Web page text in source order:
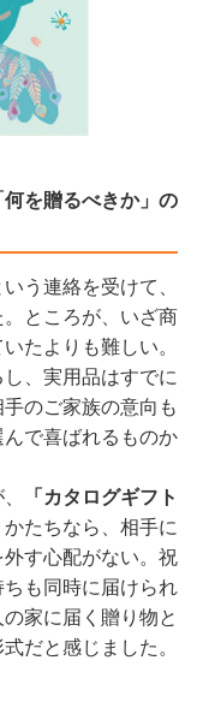
を贈るべきか」の
う連絡を受けて、
ところが、いざ商
たよりも難しい。
、実用品はすでに
のご家族の意向も
で喜ばれるものか
「カタログギフト
たちなら、相手に
す心配がない。祝
も同時に届けられ
家に届く贈り物と
だと感じました。